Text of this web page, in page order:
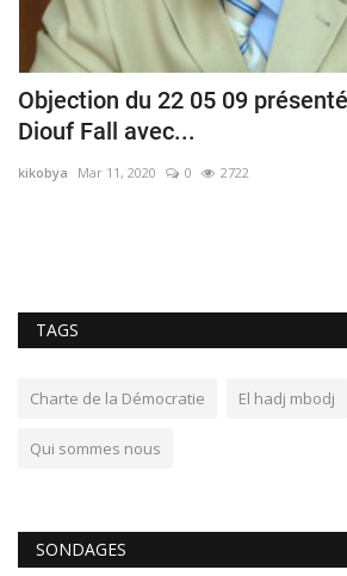
Objection du 22 05 09
Diouf Fall avec...
kikobya Mar 11, 2020 0 2722
TAGS
Charte de la Démocratie El hadj mbodj
Qui sommes nous
SONDAGES